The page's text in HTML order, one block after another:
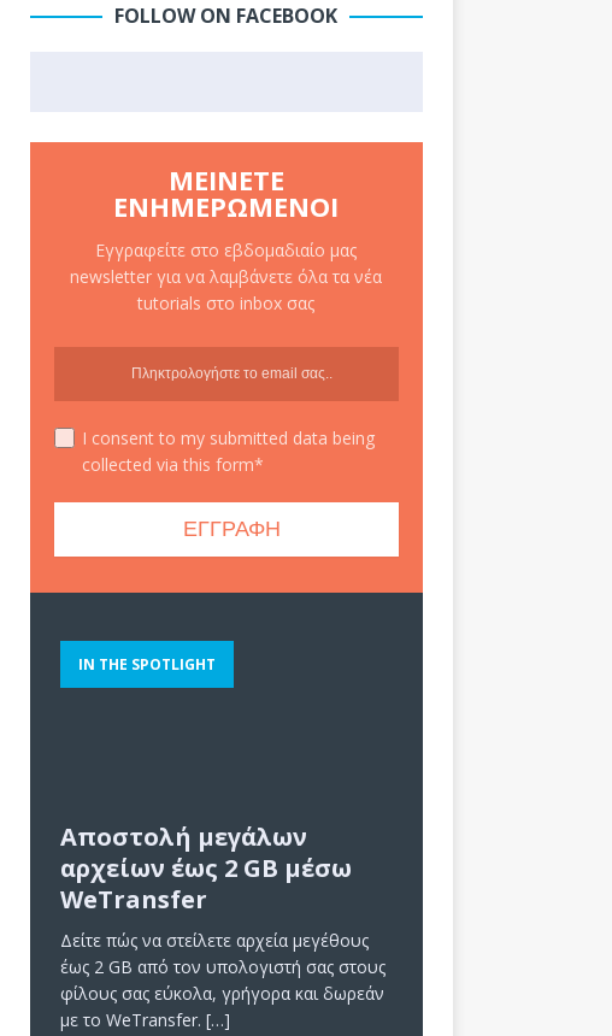
FOLLOW ON FACEBOOK
ΜΕΊΝΕΤΕ
ΕΝΗΜΕΡΩΜΈΝΟΙ
Εγγραφείτε στο εβδομαδιαίο μας
newsletter για να λαμβάνετε όλα τα νέα
tutorials στο inbox σας
I consent to my submitted data being
collected via this form*
IN THE SPOTLIGHT
Αποστολή μεγάλων
αρχείων έως 2 GB μέσω
WeTransfer
Δείτε πώς να στείλετε αρχεία μεγέθους
έως 2 GB από τον υπολογιστή σας στους
φίλους σας εύκολα, γρήγορα και δωρεάν
με το WeTransfer. […]